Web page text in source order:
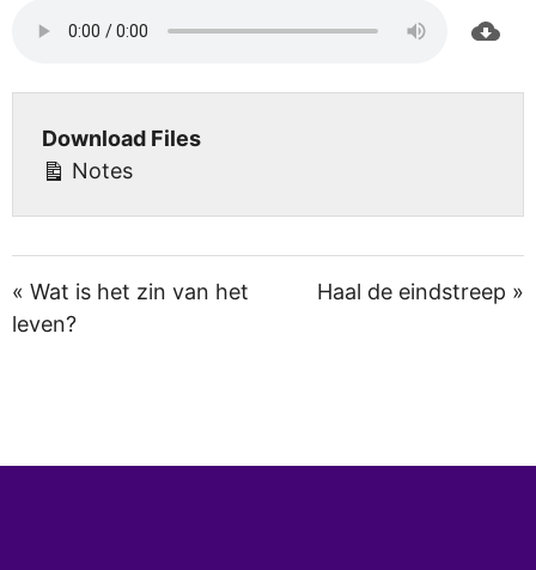
Download Files
Notes
« Wat is het zin van het
leven?
Haal de eindstreep »